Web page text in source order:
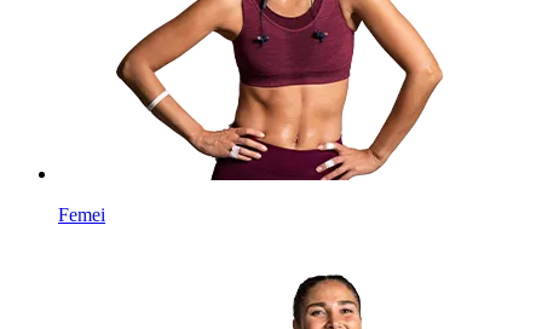
Femei